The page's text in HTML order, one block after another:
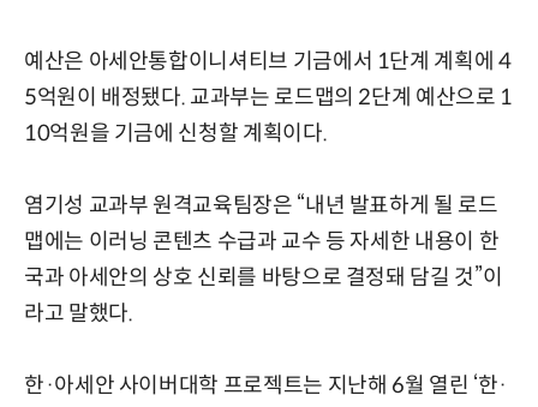
예산은 아세안통합이니셔티브 기금에서 1단계 계획에 4
5억원이 배정됐다. 교과부는 로드맵의 2단계 예산으로 1
10억원을 기금에 신청할 계획이다.
염기성 교과부 원격교육팀장은 “내년 발표하게 될 로드
맵에는 이러닝 콘텐츠 수급과 교수 등 자세한 내용이 한
국과 아세안의 상호 신뢰를 바탕으로 결정돼 담길 것”이
라고 말했다.
한·아세안 사이버대학 프로젝트는 지난해 6월 열린 ‘한·